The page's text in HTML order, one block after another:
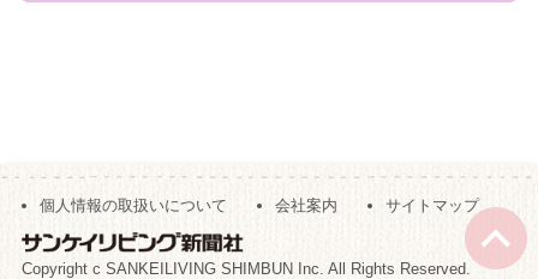
個人情報の取扱いについて 会社案内 サイトマップ
Copyright c SANKEILIVING SHIMBUN Inc. All Rights Reserved.